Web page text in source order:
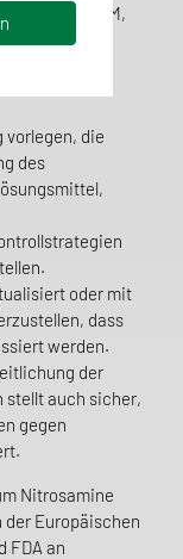
vom EDQM,
der
Nitrosamin-
vorlegen, die
des
oder mit
dass
werden.
der
stellt auch sicher,
gegen
Nitrosamine
Europäischen
FDA an